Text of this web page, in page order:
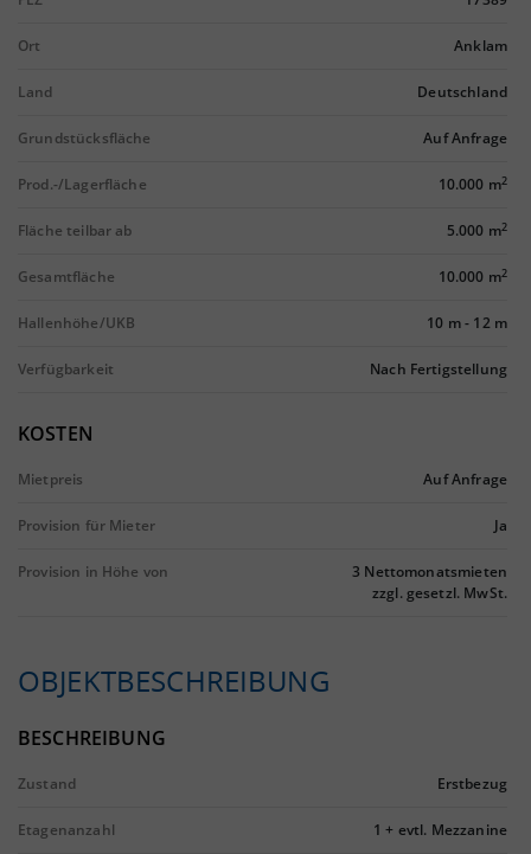
Ort Anklam
Land Deutschland
Grundstücksfläche Auf Anfrage
Prod.-/Lagerfläche 10.000 m2
Fläche teilbar ab 5.000 m2
Gesamtfläche 10.000 m2
Hallenhöhe/UKB 10 m- 12 m
Verfügbarkeit Nach Fertigstellung
KOSTEN
Mietpreis Auf Anfrage
Provision für Mieter Ja
Provision in Höhe von
3 Nettomonatsmieten
zzgl. gesetzl. MwSt.
OBJEKTBESCHREIBUNG
BESCHREIBUNG
Zustand Erstbezug
Etagenanzahl 1 + evtl. Mezzanine